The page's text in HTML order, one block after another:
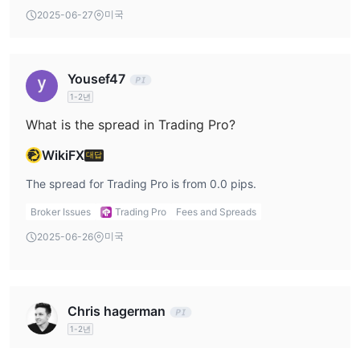
Registration" is not as strong as full regulation
2025-06-27 미국
Yousef47
1-2년
What is the spread in Trading Pro?
WikiFX대답
The spread for Trading Pro is from 0.0 pips.
Broker Issues Trading Pro Fees and Spreads
2025-06-26 미국
Chris hagerman
1-2년